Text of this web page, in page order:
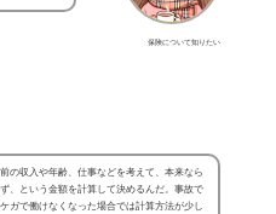
保険について知りたい
の収入や年齢、仕事などを考えて、本来なら
、という金額を計算して決めるんだ。事故で
ガで働けなくなった場合では計算方法が少し